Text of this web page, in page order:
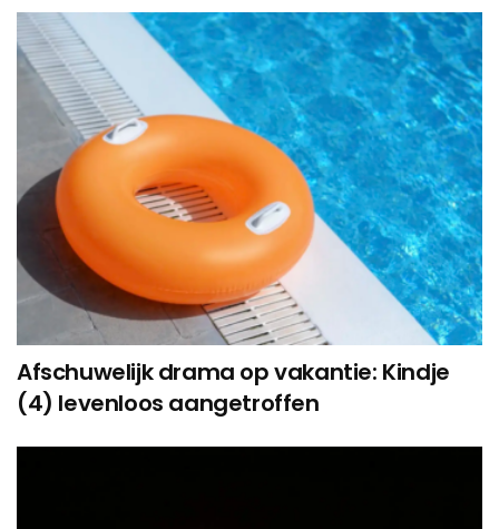
Afschuwelijk drama op vakantie: Kindje
(4) levenloos aangetroffen